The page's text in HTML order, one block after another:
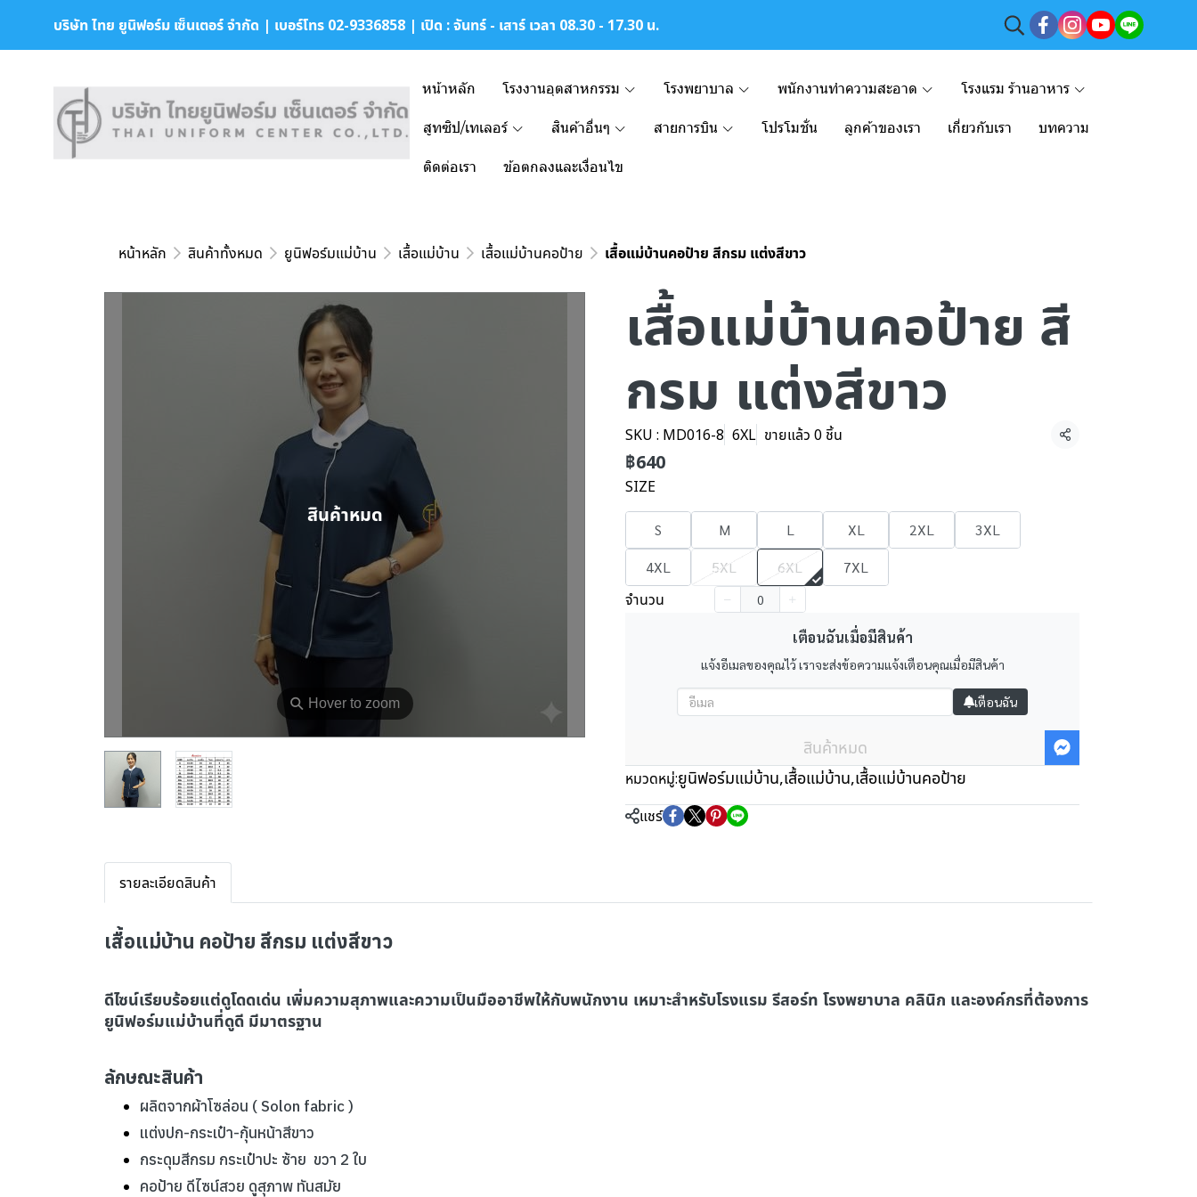
บริษัท ไทย ยูนิฟอร์ม เซ็นเตอร์ จำกัด | เบอร์โทร 02-9336858 | เปิด : จันทร์ - เสาร์ เวลา 08.30 - 17.30 น.
หน้าหลัก โรงงานอุตสาหกรรม โรงพยาบาล พนักงานทำความสะอาด โรงแรม ร้านอาหาร
สูทซิป/เทเลอร์ สินค้าอื่นๆ สายการบิน โปรโมชั่น ลูกค้าของเรา เกี่ยวกับเรา บทความ
ติดต่อเรา ข้อตกลงและเงื่อนไข
หน้าหลัก สินค้าทั้งหมด ยูนิฟอร์มแม่บ้าน เสื้อแม่บ้าน เสื้อแม่บ้านคอป้าย เสื้อแม่บ้านคอป้าย สีกรม แต่งสีขาว
⚲ Hover to zoom
สินค้าหมด
เสื้อแม่บ้านคอป้าย สี
กรม แต่งสีขาว
SKU : MD016-8 6XL ขายแล้ว 0 ชิ้น แชร์
฿640
SIZE
S M L XL 2XL
3XL
4XL
5XL 6XL 7XL
จำนวน
เตือนฉันเมื่อมีสินค้า
แจ้งอีเมลของคุณไว้ เราจะส่งข้อความแจ้งเตือนคุณเมื่อมีสินค้า
เตือนฉัน
สินค้าหมด
หมวดหมู่:ยูนิฟอร์มแม่บ้าน,เสื้อแม่บ้าน,เสื้อแม่บ้านคอป้าย
แชร์
รายละเอียดสินค้า
เสื้อแม่บ้าน คอป้าย สีกรม แต่งสีขาว
ดีไซน์เรียบร้อยแต่ดูโดดเด่น เพิ่มความสุภาพและความเป็นมืออาชีพให้กับพนักงาน เหมาะสำหรับโรงแรม รีสอร์ท โรงพยาบาล คลินิก และองค์กรที่ต้องการ
ยูนิฟอร์มแม่บ้านที่ดูดี มีมาตรฐาน
ลักษณะสินค้า
ผลิตจากผ้าโซล่อน ( Solon fabric )
แต่งปก-กระเป๋า-กุ้นหน้าสีขาว
กระดุมสีกรม กระเป๋าปะ ซ้าย ขวา 2 ใบ
คอป้าย ดีไซน์สวย ดูสุภาพ ทันสมัย